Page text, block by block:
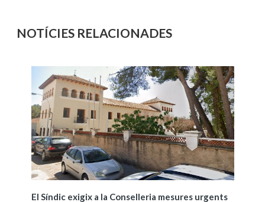
NOTÍCIES RELACIONADES
El Síndic exigix a la Conselleria mesures urgents